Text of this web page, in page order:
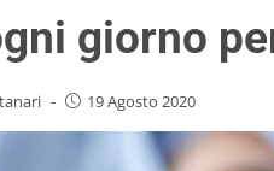
giorno
- 19 Agosto 2020